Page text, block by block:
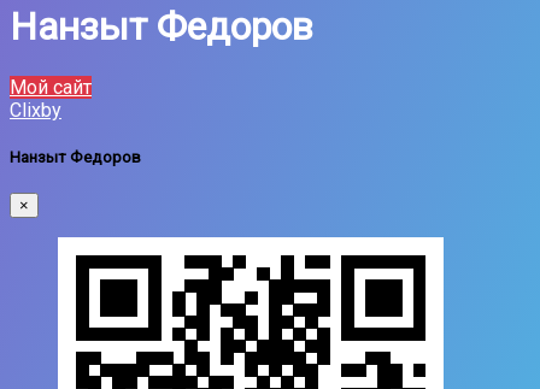
Нанзыт Федоров
Мой сайт
Clixby
Нанзыт Федоров
×